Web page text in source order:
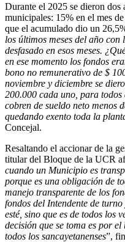
Durante el 2025 se dieron dos
municipales: 15% en el mes
que el acumulado dio un
los últimos meses del año
desfasado en esos meses.
en ese momento los fondos
bono no remunerativo de $
noviembre y diciembre se
200.000 cada uno, para
cobren de sueldo neto menos
quedando exento toda la
Concejal.
Resaltando el accionar de la
titular del Bloque de la UCR
cuando un Municipio es
porque es una obligación de
manejo transparente de los
fondos del Intendente de
esté, sino que es de todos los
decisión que se toma es por
todos los sancayetanenses”,